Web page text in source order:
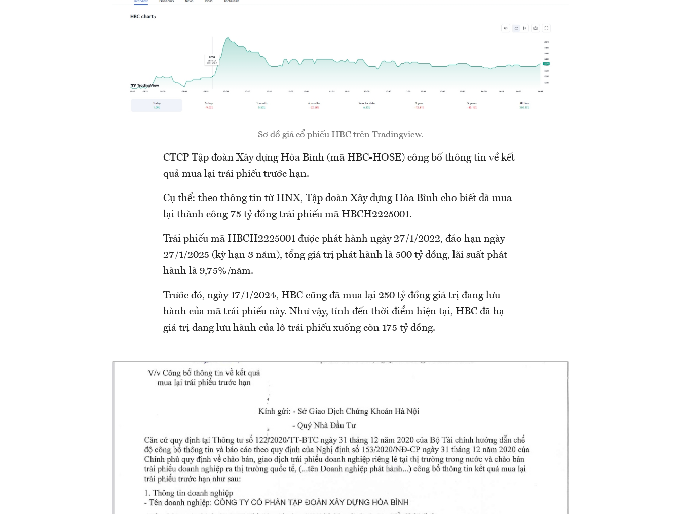
Sơ đồ giá cổ phiếu HBC trên Tradingview.
CTCP Tập đoàn Xây dựng Hòa Bình (mã HBC-HOSE) công bố thông tin về kết
quả mua lại trái phiếu trước hạn.
Cụ thể: theo thông tin từ HNX, Tập đoàn Xây dựng Hòa Bình cho biết đã mua
lại thành công 75 tỷ đồng trái phiếu mã HBCH2225001.
Trái phiếu mã HBCH2225001 được phát hành ngày 27/1/2022, đáo hạn ngày
27/1/2025 (kỳ hạn 3 năm), tổng giá trị phát hành là 500 tỷ đồng, lãi suất phát
hành là 9,75%/năm.
Trước đó, ngày 17/1/2024, HBC cũng đã mua lại 250 tỷ đồng giá trị đang lưu
hành của mã trái phiếu này. Như vậy, tính đến thời điểm hiện tại, HBC đã hạ
giá trị đang lưu hành của lô trái phiếu xuống còn 175 tỷ đồng.